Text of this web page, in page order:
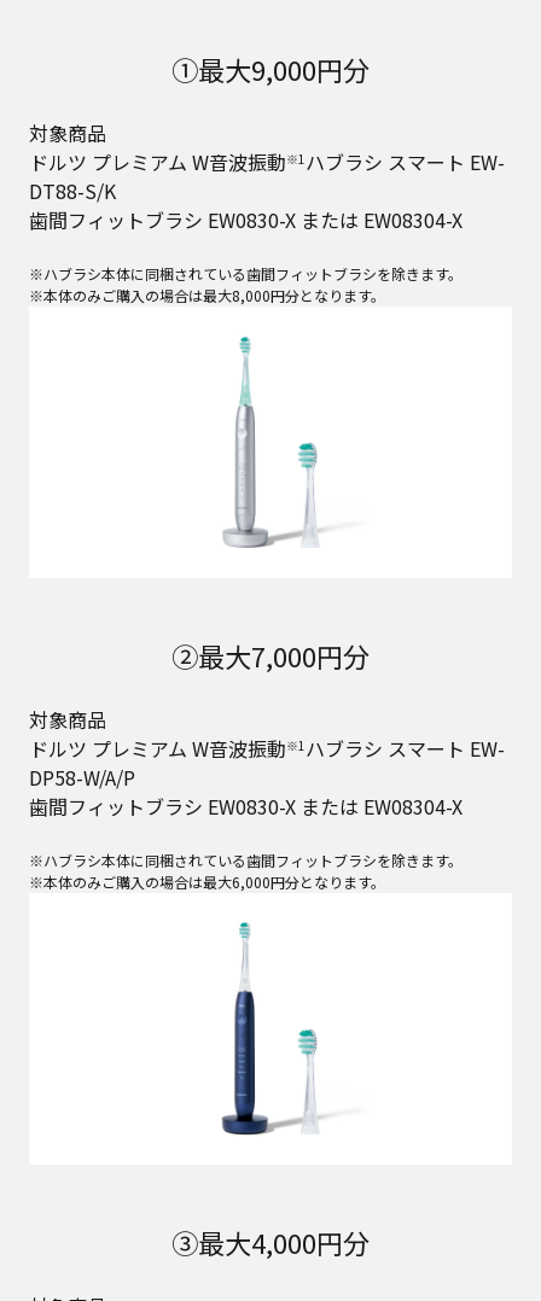
①最大9,000円分
対象商品
ドルツ プレミアム W音波振動※1ハブラシ スマート EW-
DT88-S/K
歯間フィットブラシ EW0830-X または EW08304-X
※ハブラシ本体に同梱されている歯間フィットブラシを除きます。
※本体のみご購入の場合は最大8,000円分となります。
②最大7,000円分
対象商品
ドルツ プレミアム W音波振動※1ハブラシ スマート EW-
DP58-W/A/P
歯間フィットブラシ EW0830-X または EW08304-X
※ハブラシ本体に同梱されている歯間フィットブラシを除きます。
※本体のみご購入の場合は最大6,000円分となります。
③最大4,000円分